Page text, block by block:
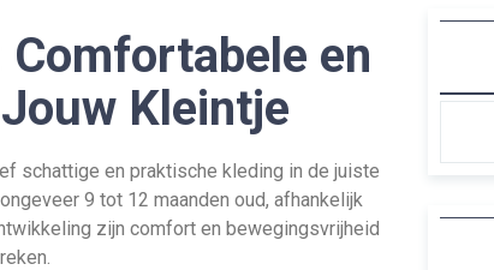
en
Kleintje
schattige en praktische kleding in de juiste
9 tot 12 maanden oud, afhankelijk
zijn comfort en bewegingsvrijheid